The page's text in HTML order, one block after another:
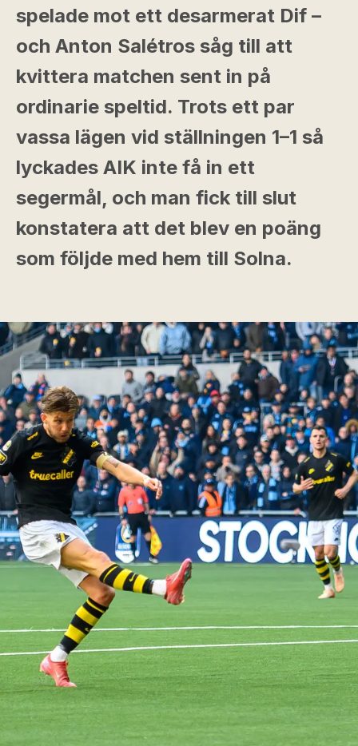
spelade mot ett desarmerat Dif –
och Anton Salétros såg till att
kvittera matchen sent in på
ordinarie speltid. Trots ett par
vassa lägen vid ställningen 1–1 så
lyckades AIK inte få in ett
segermål, och man fick till slut
konstatera att det blev en poäng
som följde med hem till Solna.